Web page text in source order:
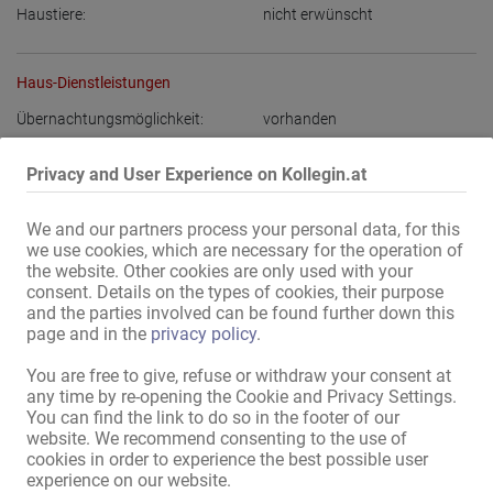
Privacy and User Experience on Kollegin.at
We and our partners process your personal data, for this
we use cookies, which are necessary for the operation of
the website. Other cookies are only used with your
consent. Details on the types of cookies, their purpose
and the parties involved can be found further down this
page and in the privacy policy.
You are free to give, refuse or withdraw your consent at
any time by re-opening the Cookie and Privacy Settings.
You can find the link to do so in the footer of our
website. We recommend consenting to the use of
cookies in order to experience the best possible user
experience on our website.
Haustiere: nicht erwünscht
Haus-Dienstleistungen
Übernachtungsmöglichkeit: vorhanden
Adressen-Ausstattung
Internet: über WLAN
Alle Informationen anzeigen
exklusiven Umfeld zu arbeiten – gemeinsam mit einem
professionellen Team und anspruchsvollen Kunden.
° Beeindruckende Fläche von 1200 m²
° 11 luxuriöse Zimmer und 3 VIP-Bereiche